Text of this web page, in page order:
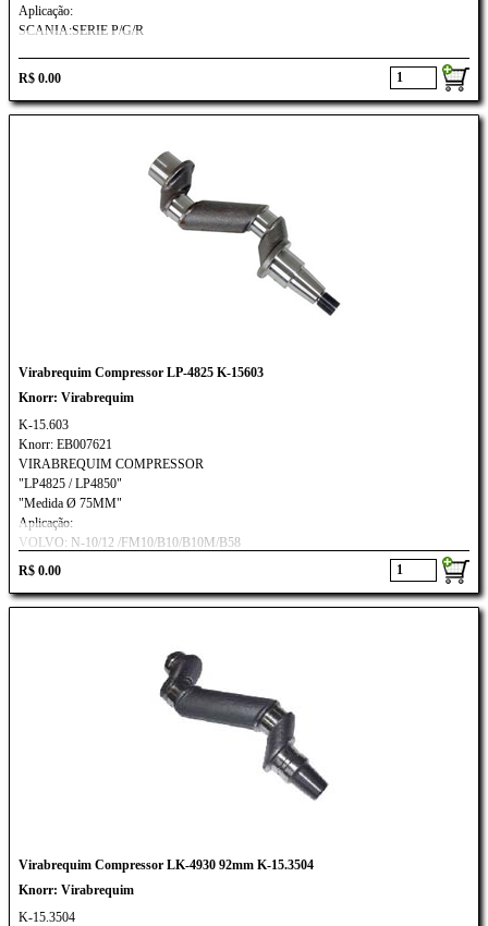
Aplicação:
SCANIA:SERIE P/G/R
R$ 0.00
Virabrequim Compressor LP-4825 K-15603
Knorr: Virabrequim
K-15.603
Knorr: EB007621
VIRABREQUIM COMPRESSOR
"LP4825 / LP4850"
"Medida Ø 75MM"
Aplicação:
VOLVO: N-10/12 /FM10/B10/B10M/B58
R$ 0.00
Virabrequim Compressor LK-4930 92mm K-15.3504
Knorr: Virabrequim
K-15.3504